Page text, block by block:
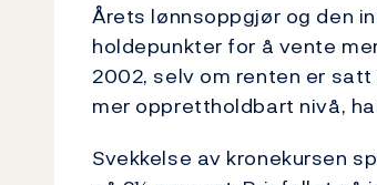
Årets lønnsoppgjør og den
holdepunkter for å vente
2002, selv om renten er
mer opprettholdbart nivå,
Svekkelse av kronekursen